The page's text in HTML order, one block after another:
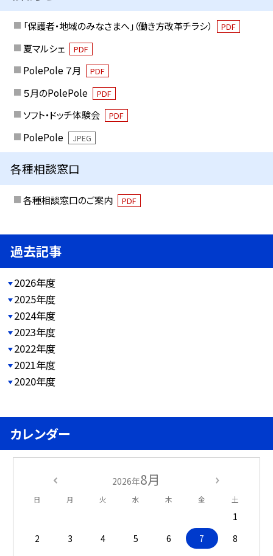
「保護者・地域のみなさまへ」（働き方改革チラシ） PDF
夏マルシェ PDF
PolePole ７月 PDF
５月のPolePole PDF
ソフト・ドッチ体験会 PDF
PolePole JPEG
各種相談窓口
各種相談窓口のご案内 PDF
過去記事
2026年度
2025年度
2024年度
2023年度
2022年度
2021年度
2020年度
カレンダー
2026年8月
日 月 火 水 木 金 土
1
2
3 4 5 6 7
8